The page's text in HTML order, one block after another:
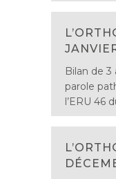
Bilan de
parole
l’ERU 46